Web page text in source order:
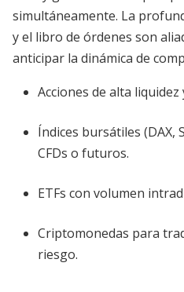
simultáneamente. La
y el libro de órdenes son
anticipar la dinámica de
Acciones de alta
Índices bursátiles (DAX,
CFDs o futuros.
ETFs con volumen
Criptomonedas para
riesgo.